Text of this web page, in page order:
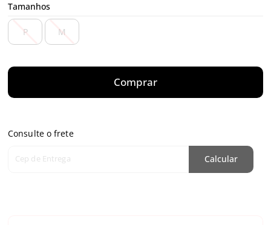
Tamanhos
P M
Comprar
Consulte o frete
Cep de Entrega Calcular